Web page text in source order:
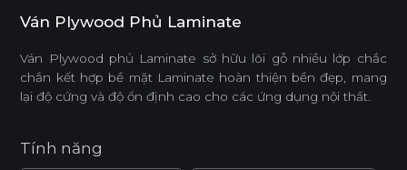
Ván Plywood Phủ Laminate
Ván Plywood phủ Laminate sở hữu lõi gỗ nhiều lớp chắc
chắn kết hợp bề mặt Laminate hoàn thiện bền đẹp, mang
lại độ cứng và độ ổn định cao cho các ứng dụng nội thất.
Tính năng